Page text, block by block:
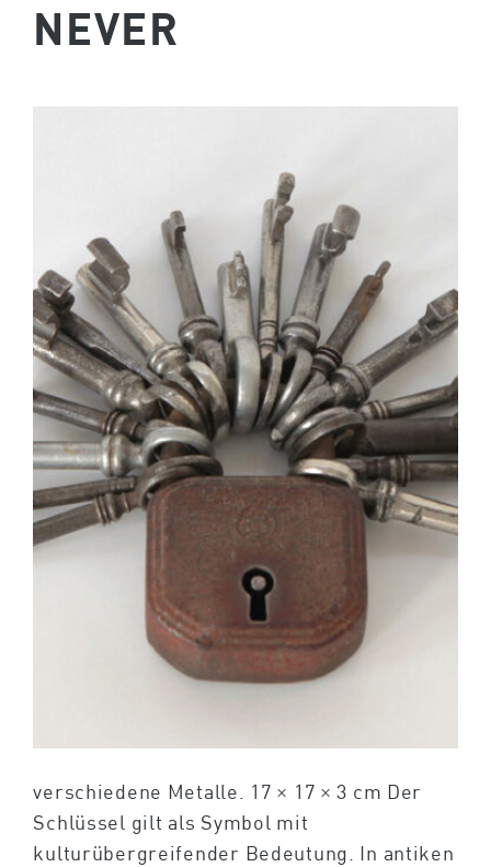
NEVER
verschiedene Metalle. 17 × 17 × 3 cm Der
Schlüssel gilt als Symbol mit
kulturübergreifender Bedeutung. In antiken